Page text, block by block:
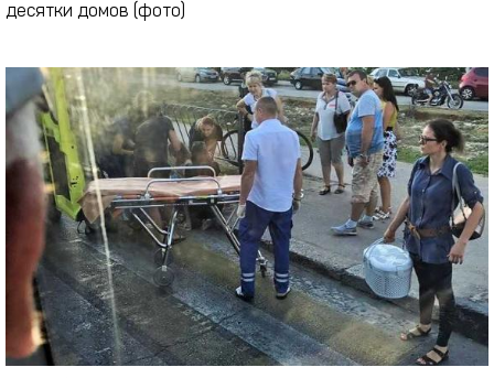
десятки домов (фото)